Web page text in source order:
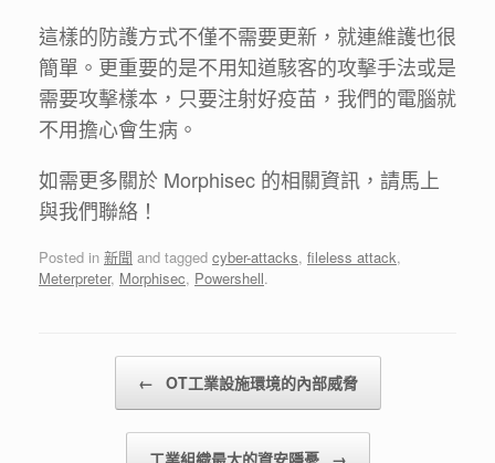
這樣的防護方式不僅不需要更新，就連維護也很
簡單。更重要的是不用知道駭客的攻擊手法或是
需要攻擊樣本，只要注射好疫苗，我們的電腦就
不用擔心會生病。
如需更多關於 Morphisec 的相關資訊，請馬上
與我們聯絡！
Posted in 新聞 and tagged cyber-attacks, fileless attack,
Meterpreter, Morphisec, Powershell.
← OT工業設施環境的內部威脅